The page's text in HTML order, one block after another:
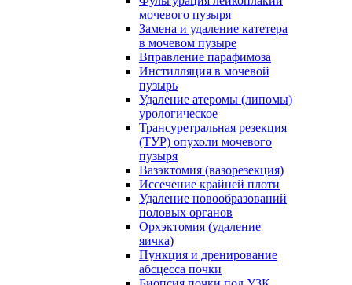
мочевого пузыря
Замена и удаление катетера
в мочевом пузыре
Вправление парафимоза
Инстилляция в мочевой
пузырь
Удаление атеромы (липомы)
урологическое
Трансуретральная резекция
(ТУР) опухоли мочевого
пузыря
Вазэктомия (вазорезекция)
Иссечение крайней плоти
Удаление новообразований
половых органов
Орхэктомия (удаление
яичка)
Пункция и дренирование
абсцесса почки